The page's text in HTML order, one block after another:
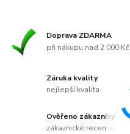
Doprava ZDARMA
při nákupu nad 2 000 Kč
Záruka kvality
nejlepší kvalita
Ověřeno zákazníky
zákaznické recenze